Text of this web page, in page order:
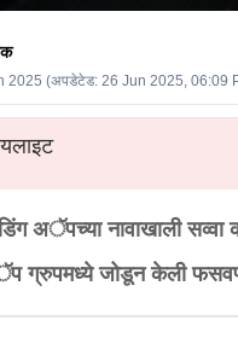
2025 (अपडेटेड: 26 Jun 2025, 06:09
अॅपच्या नावाखाली सव्वा
ग्रुपमध्ये जोडून केली